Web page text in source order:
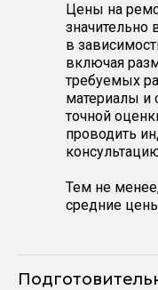
Цены на
значительно
в
включая
требуемых
материалы и
точной
проводить
Тем не
средние